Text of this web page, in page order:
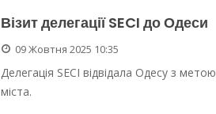
Візит делегації SECI до Одеси
09 Жовтня 2025 10:35
Делегація SECI відвідала Одесу з
міста.